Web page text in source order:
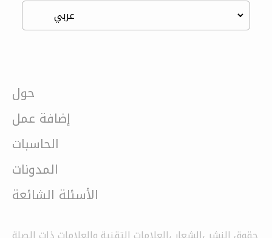
حول
إضافة عمل
الحاسبات
المدونات
الأسئلة الشائعة